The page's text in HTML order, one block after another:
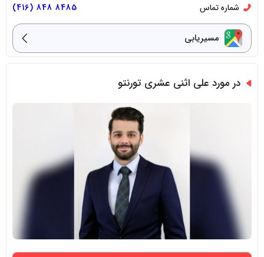
شماره تماس 8485 848 (416)
مسیریابی
در مورد علی اثنی عشری تورنتو